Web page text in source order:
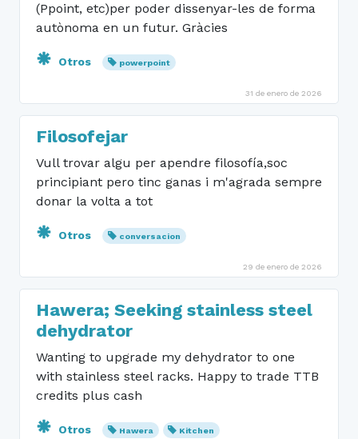
(Ppoint, etc)per poder dissenyar-les de forma
autònoma en un futur. Gràcies
Otros powerpoint
31 de enero de 2026
Filosofejar
Vull trovar algu per apendre filosofía,soc
principiant pero tinc ganas i m'agrada sempre
donar la volta a tot
Otros conversacion
29 de enero de 2026
Hawera; Seeking stainless steel
dehydrator
Wanting to upgrade my dehydrator to one
with stainless steel racks. Happy to trade TTB
credits plus cash
Otros Hawera Kitchen